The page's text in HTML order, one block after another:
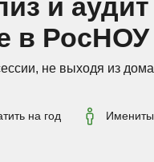
и
в РосНОУ
не выходя из
на год